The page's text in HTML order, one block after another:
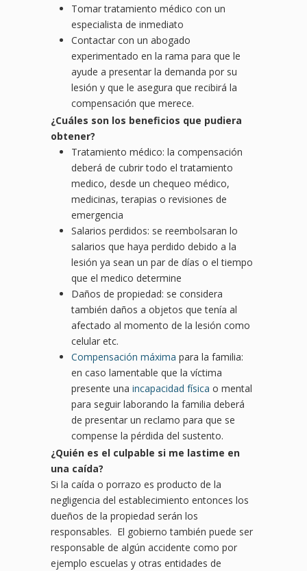
Tomar tratamiento médico con un
especialista de inmediato
Contactar con un abogado
experimentado en la rama para que le
ayude a presentar la demanda por su
lesión y que le asegura que recibirá la
compensación que merece.
¿Cuáles son los beneficios que pudiera
obtener?
Tratamiento médico: la compensación
deberá de cubrir todo el tratamiento
medico, desde un chequeo médico,
medicinas, terapias o revisiones de
emergencia
Salarios perdidos: se reembolsaran lo
salarios que haya perdido debido a la
lesión ya sean un par de días o el tiempo
que el medico determine
Daños de propiedad: se considera
también daños a objetos que tenía al
afectado al momento de la lesión como
celular etc.
Compensación máxima para la familia:
en caso lamentable que la víctima
presente una incapacidad física o mental
para seguir laborando la familia deberá
de presentar un reclamo para que se
compense la pérdida del sustento.
¿Quién es el culpable si me lastime en
una caída?
Si la caída o porrazo es producto de la
negligencia del establecimiento entonces los
dueños de la propiedad serán los
responsables. El gobierno también puede ser
responsable de algún accidente como por
ejemplo escuelas y otras entidades de